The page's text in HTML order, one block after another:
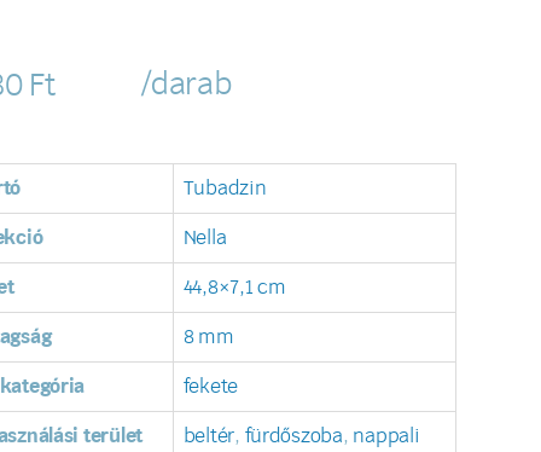
Ft /darab
Tubadzin
Nella
44,8×7,1 cm
8 mm
fekete
terület beltér, fürdőszoba, nappali